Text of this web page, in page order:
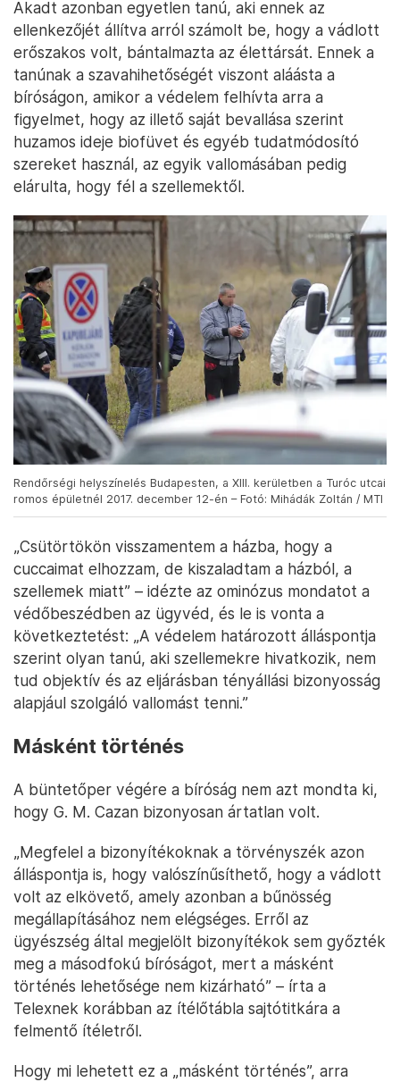
Akadt azonban egyetlen tanú, aki ennek az
ellenkezőjét állítva arról számolt be, hogy a vádlott
erőszakos volt, bántalmazta az élettársát. Ennek a
tanúnak a szavahihetőségét viszont aláásta a
bíróságon, amikor a védelem felhívta arra a
figyelmet, hogy az illető saját bevallása szerint
huzamos ideje biofüvet és egyéb tudatmódosító
szereket használ, az egyik vallomásában pedig
elárulta, hogy fél a szellemektől.
Rendőrségi helyszínelés Budapesten, a XIII. kerületben a Turóc utcai
romos épületnél 2017. december 12-én – Fotó: Mihádák Zoltán / MTI
„Csütörtökön visszamentem a házba, hogy a
cuccaimat elhozzam, de kiszaladtam a házból, a
szellemek miatt” – idézte az ominózus mondatot a
védőbeszédben az ügyvéd, és le is vonta a
következtetést: „A védelem határozott álláspontja
szerint olyan tanú, aki szellemekre hivatkozik, nem
tud objektív és az eljárásban tényállási bizonyosság
alapjául szolgáló vallomást tenni.”
Másként történés
A büntetőper végére a bíróság nem azt mondta ki,
hogy G. M. Cazan bizonyosan ártatlan volt.
„Megfelel a bizonyítékoknak a törvényszék azon
álláspontja is, hogy valószínűsíthető, hogy a vádlott
volt az elkövető, amely azonban a bűnösség
megállapításához nem elégséges. Erről az
ügyészség által megjelölt bizonyítékok sem győzték
meg a másodfokú bíróságot, mert a másként
történés lehetősége nem kizárható” – írta a
Telexnek korábban az ítélőtábla sajtótitkára a
felmentő ítéletről.
Hogy mi lehetett ez a „másként történés”, arra